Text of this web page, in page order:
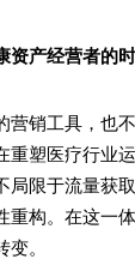
产经营者的
销工具，也不
重塑医疗行业
局限于流量获
重构。在这一
。